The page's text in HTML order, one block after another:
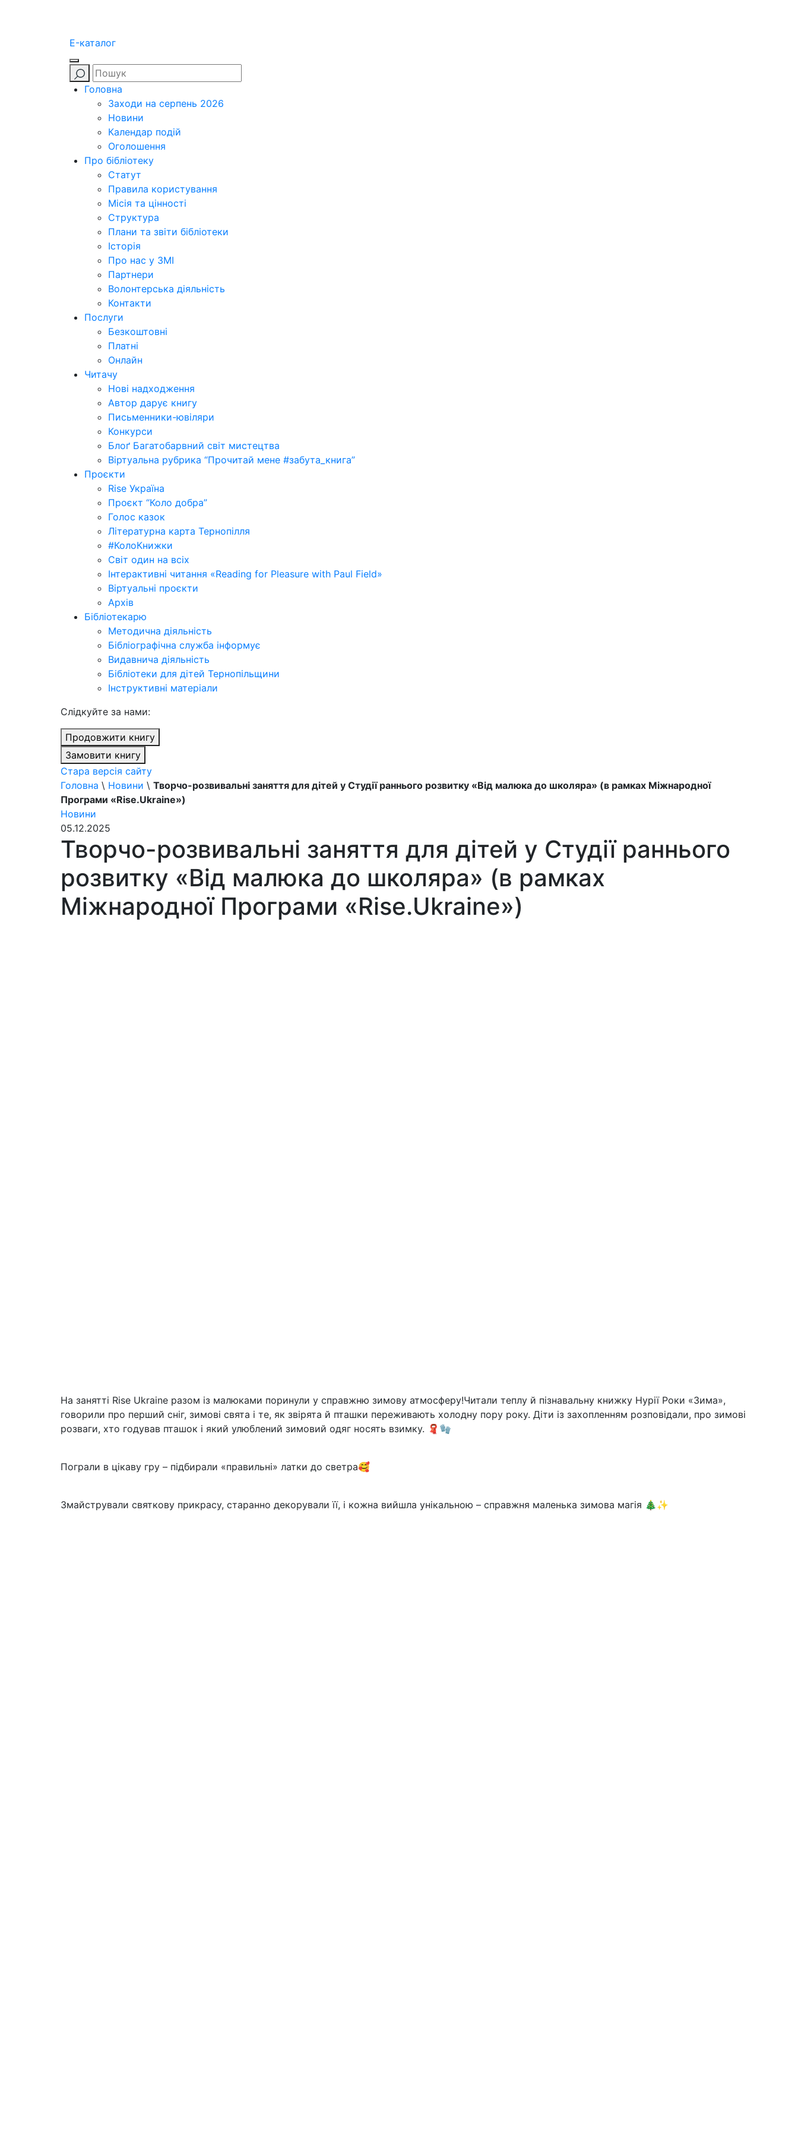
E-каталог
Головна
Заходи на серпень 2026
Новини
Календар подій
Оголошення
Про бібліотеку
Статут
Правила користування
Місія та цінності
Структура
Плани та звіти бібліотеки
Історія
Про нас у ЗМІ
Партнери
Волонтерська діяльність
Контакти
Послуги
Безкоштовні
Платні
Онлайн
Читачу
Нові надходження
Автор дарує книгу
Письменники-ювіляри
Конкурси
Блоґ Багатобарвний світ мистецтва
Віртуальна рубрика “Прочитай мене #забута_книга”
Проєкти
Rise Україна
Проєкт “Коло добра”
Голос казок
Літературна карта Тернопілля
#КолоКнижки
Світ один на всіх
Інтерактивні читання «Reading for Pleasure with Paul Field»
Віртуальні проєкти
Архів
Бібліотекарю
Методична діяльність
Бібліографічна служба інформує
Видавнича діяльність
Бібліотеки для дітей Тернопільщини
Інструктивні матеріали
Cлідкуйте за нами:
Продовжити книгу
Замовити книгу
Стара версія сайту
Головна \ Новини \ Творчо-розвивальні заняття для дітей у Студії раннього розвитку «Від малюка до школяра» (в рамках Міжнародної
Програми «Rise.Ukraine»)
Новини
05.12.2025
Творчо-розвивальні заняття для дітей у Студії раннього
розвитку «Від малюка до школяра» (в рамках
Міжнародної Програми «Rise.Ukraine»)
На занятті Rise Ukraine разом із малюками поринули у справжню зимову атмосферу!Читали теплу й пізнавальну книжку Нурії Роки «Зима»,
говорили про перший сніг, зимові свята і те, як звірята й пташки переживають холодну пору року. Діти із захопленням розповідали, про зимові
розваги, хто годував пташок і який улюблений зимовий одяг носять взимку. 🧣🧤
Пограли в цікаву гру – підбирали «правильні» латки до светра🥰
Змайстрували святкову прикрасу, старанно декорували її, і кожна вийшла унікальною – справжня маленька зимова магія 🎄✨